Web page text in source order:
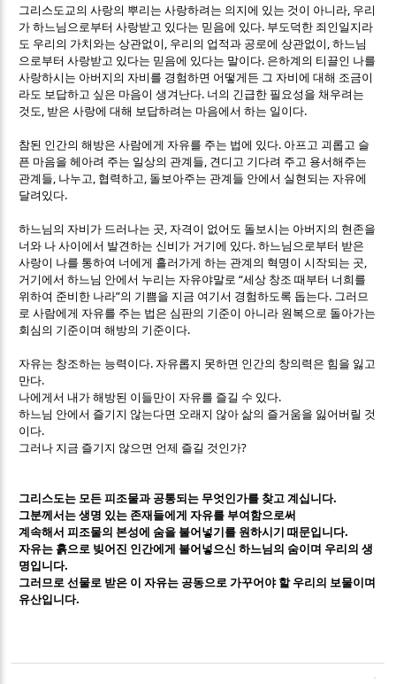
그리스도교의 사랑의 뿌리는 사랑하려는 의지에 있는 것이 아니라, 우리
가 하느님으로부터 사랑받고 있다는 믿음에 있다. 부도덕한 죄인일지라
도 우리의 가치와는 상관없이 , 우리의 업적과 공로에 상관없이 ,하느님
으로부터 사랑받고 있다는 믿음에 있다는 말이다. 은하계의 티끌인 나를
사랑하시는 아버지의 자비를 경험하면 어떻게든 그 자비에 대해 조금이
라도 보답하고 싶은 마음이 생겨난다. 너의 긴급한 필요성을 채우려는
것도 , 받은 사랑에 대해 보답하려는 마음에서 하는 일이다.
참된 인간의 해방은 사람에게 자유를 주는 법에 있다. 아프고 괴롭고 슬
픈 마음을 헤아려 주는 일상의 관계들, 견디고 기다려 주고 용서해주는
관계들, 나누고 , 협력하고 , 돌보아주는 관계들 안에서 실현되는 자유에
달려있다.
하느님의 자비가 드러나는 곳,자격이 없어도 돌보시는 아버지의 현존을
너와 나 사이에서 발견하는 신비가 거기에 있다.하느님으로부터 받은
사랑이 나를 통하여 너에게 흘러가게 하는 관계의 혁명이 시작되는 곳,
거기에서 하느님 안에서 누리는 자유야말로“세상 창조 때부터 너희를
위하여 준비한 나라”의 기쁨을 지금 여기서 경험하도록 돕는다. 그러므
로 사람에게 자유를 주는 법은 심판의 기준이 아니라 원복으로 돌아가는
회심의 기준이며 해방의 기준이다.
자유는 창조하는 능력이다.자유롭지 못하면 인간의 창의력은 힘을 잃고
만다.
나에게서 내가 해방된 이들만이 자유를 즐길 수 있다.
하느님 안에서 즐기지 않는다면 오래지 않아 삶의 즐거움을 잃어버릴 것
이다.
그러나 지금 즐기지 않으면 언제 즐길 것인가?
그리스도는 모든 피조물과 공통되는 무엇인가를 찾고 계십니다.
그분께서는 생명 있는 존재들에게 자유를 부여함으로써
계속해서 피조물의 본성에 숨을 불어넣기를 원하시기 때문입니다.
자유는 흙으로 빚어진 인간에게 불어넣으신 하느님의 숨이며 우리의 생
명입니다.
그러므로 선물로 받은 이 자유는 공동으로 가꾸어야 할 우리의 보물이며
유산입니다.